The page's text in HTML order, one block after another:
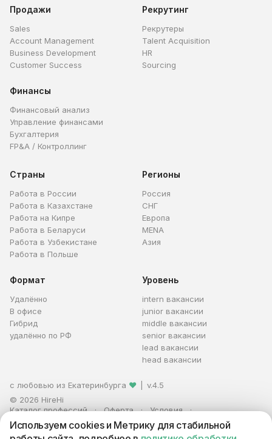
Продажи
Sales
Account Management
Business Development
Customer Success
Рекрутинг
Рекрутеры
Talent Acquisition
HR
Sourcing
Финансы
Финансовый анализ
Управление финансами
Бухгалтерия
FP&A / Контроллинг
Страны
Работа в России
Работа в Казахстане
Работа на Кипре
Работа в Беларуси
Работа в Узбекистане
Работа в Польше
Регионы
Россия
СНГ
Европа
MENA
Азия
Формат
Удалённо
В офисе
Гибрид
удалённо по РФ
Уровень
intern вакансии
junior вакансии
middle вакансии
senior вакансии
lead вакансии
head вакансии
с любовью из Екатеринбурга ❤
v.4.5
© 2026 HireHi
Каталог профессий
Оферта
Условия
Персональные данные
Реклама
ИП Захаров Антон Алексеевич · ИНН 663005711880 · ОГРНИП
Используем cookies и Метрику для стабильной